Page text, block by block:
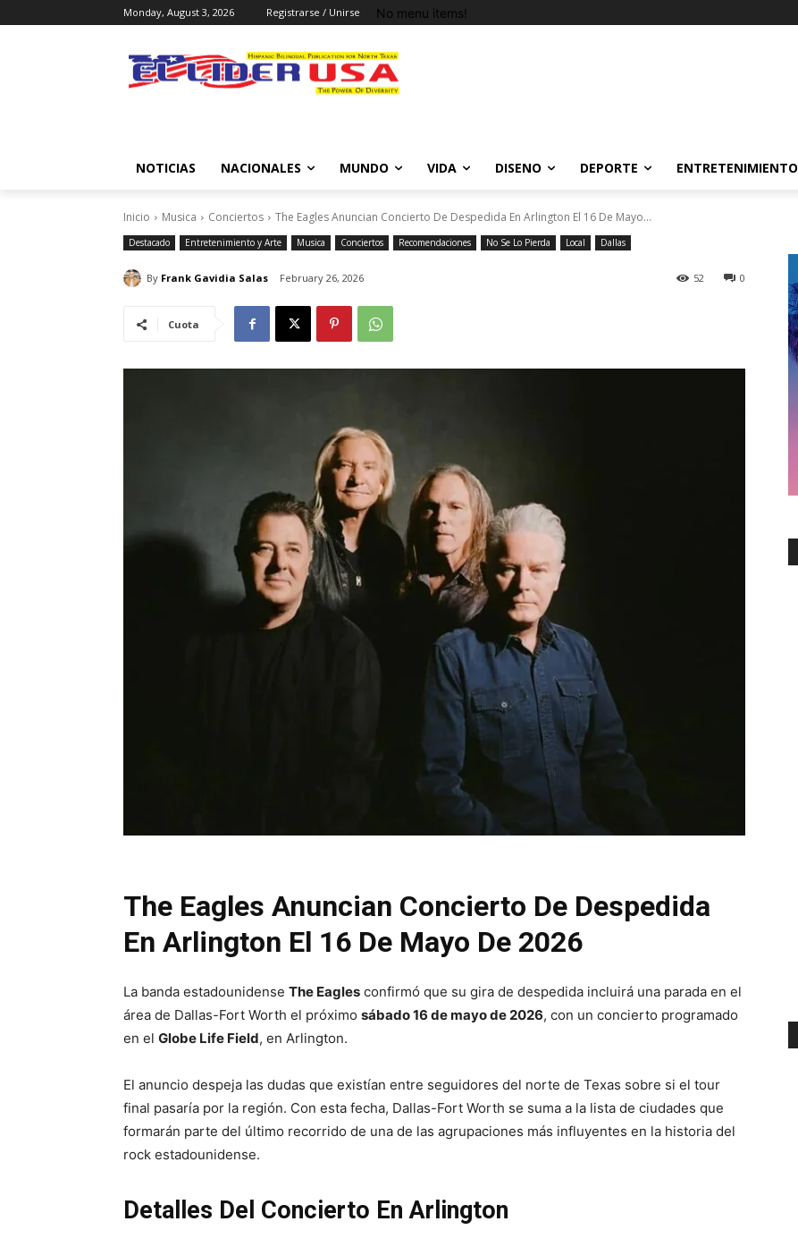
Monday, August 3, 2026 Registrarse / Unirse No menu items!
NOTICIAS NACIONALES MUNDO VIDA DISENO DEPORTE ENTRETENIMIENTO
Inicio Musica Conciertos The Eagles Anuncian Concierto De Despedida En Arlington El 16 De Mayo...
Destacado Entretenimiento y Arte Musica Conciertos Recomendaciones No Se Lo Pierda Local Dallas
By Frank Gavidia Salas February 26, 2026 0
52
Cuota
The Eagles Anuncian Concierto De Despedida
En Arlington El 16 De Mayo De 2026
La banda estadounidense The Eagles confirmó que su gira de despedida incluirá una parada en el
área de Dallas-Fort Worth el próximo sábado 16 de mayo de 2026, con un concierto programado
en el Globe Life Field, en Arlington.
El anuncio despeja las dudas que existían entre seguidores del norte de Texas sobre si el tour
final pasaría por la región. Con esta fecha, Dallas-Fort Worth se suma a la lista de ciudades que
formarán parte del último recorrido de una de las agrupaciones más influyentes en la historia del
rock estadounidense.
Detalles Del Concierto En Arlington